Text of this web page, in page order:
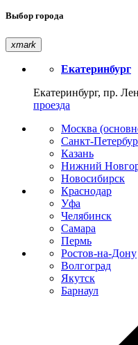
Выбор города
xmark
Екатеринбург
Екатеринбург, пр.
проезда
Москва
Санкт-
Казань
Нижний
Новосибирск
Краснодар
Уфа
Челябинск
Самара
Пермь
Ростов-на-Дону
Волгоград
Якутск
Барнаул